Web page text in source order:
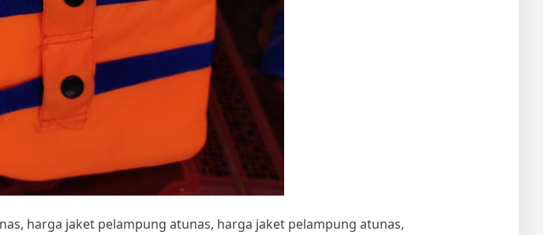
harga jaket pelampung atunas, harga jaket pelampung atunas,